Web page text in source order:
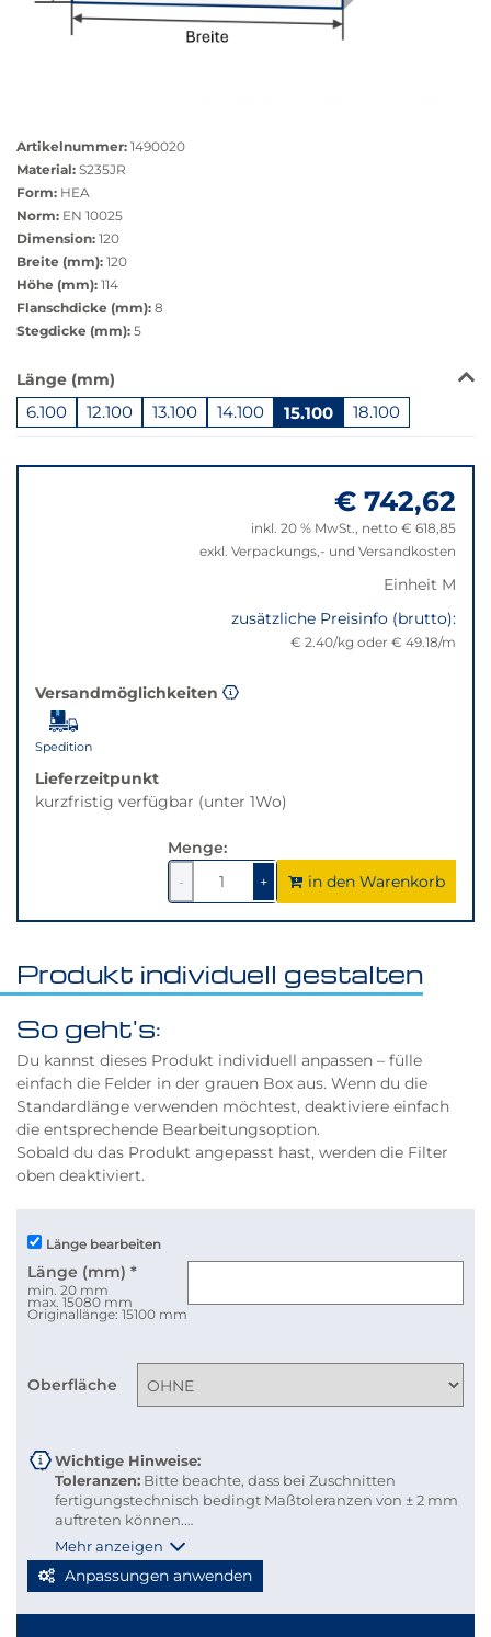
anzeigen
Artikelnummer: 1490020
Material: S235JR
Form: HEA
Norm: EN 10025
Dimension: 120
Breite (mm): 120
Höhe (mm): 114
Flanschdicke (mm): 8
Stegdicke (mm): 5
Das
Produkt
ist
in
dieser
die
beste
Alternative
der
gewünschten
Länge (mm)
6.100 12.100 13.100 14.100 15.100 18.100
zu
€ 742,62
inkl. 20 % MwSt., netto € 618,85
exkl. Verpackungs,- und Versandkosten
Einheit M
zusätzliche Preisinfo (brutto):
€ 2.40/kg oder € 49.18/m
Versandmöglichkeiten
Spedition
Lieferzeitpunkt
kurzfristig verfügbar (unter 1Wo)
Menge:
-
1
verringern
+1um
1
erhöhen
in den Warenkorb
Produkt individuell gestalten
So geht's:
Du kannst dieses Produkt individuell anpassen – fülle
einfach die Felder in der grauen Box aus. Wenn du die
Standardlänge verwenden möchtest, deaktiviere einfach
die entsprechende Bearbeitungsoption.
Sobald du das Produkt angepasst hast, werden die Filter
oben deaktiviert.
Länge bearbeiten
Länge (mm) *
min. 20 mm
max. 15080 mm
Originallänge: 15100 mm
Oberfläche
Wichtige Hinweise:
Toleranzen: Bitte beachte, dass bei Zuschnitten
fertigungstechnisch bedingt Maßtoleranzen von ± 2 mm
auftreten können.
Versandkosten:Damit du Versandkosten sparen und
deine Bestellung bequem per Paketdienst geliefert
werden kann, beachte bitte folgende Richtlinien für
Stabmaterial: maximal 2.000 mm Länge
Mehr anzeigen
Anpassungen anwenden